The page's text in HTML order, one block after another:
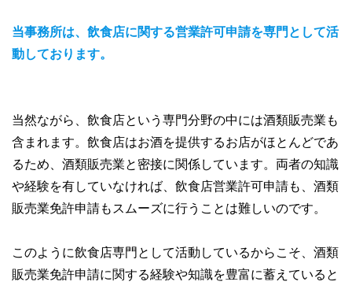
当事務所は、飲食店に関する営業許可申請を専門として活
動しております。
当然ながら、飲食店という専門分野の中には酒類販売業も
含まれます。飲食店はお酒を提供するお店がほとんどであ
るため、酒類販売業と密接に関係しています。両者の知識
や経験を有していなければ、飲食店営業許可申請も、酒類
販売業免許申請もスムーズに行うことは難しいのです。
このように飲食店専門として活動しているからこそ、酒類
販売業免許申請に関する経験や知識を豊富に蓄えていると